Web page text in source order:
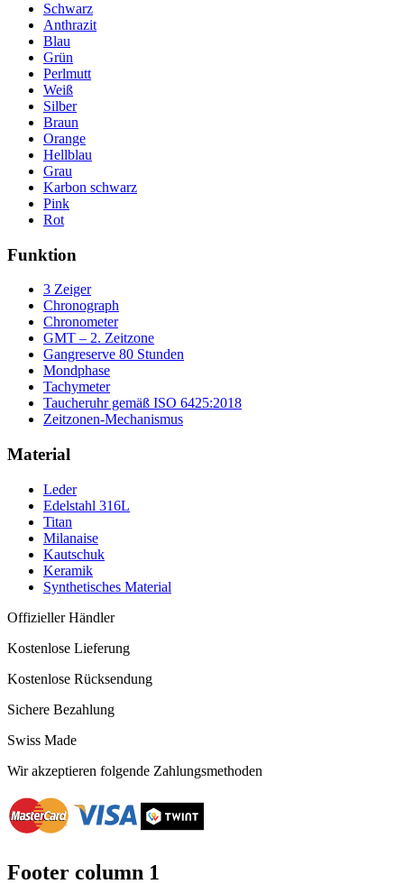
Schwarz
Anthrazit
Blau
Grün
Perlmutt
Weiß
Silber
Braun
Orange
Hellblau
Grau
Karbon schwarz
Pink
Rot
Funktion
3 Zeiger
Chronograph
Chronometer
GMT – 2. Zeitzone
Gangreserve 80 Stunden
Mondphase
Tachymeter
Taucheruhr gemäß ISO 6425:2018
Zeitzonen-Mechanismus
Material
Leder
Edelstahl 316L
Titan
Milanaise
Kautschuk
Keramik
Synthetisches Material
Offizieller Händler
Kostenlose Lieferung
Kostenlose Rücksendung
Sichere Bezahlung
Swiss Made
Wir akzeptieren folgende Zahlungsmethoden
Footer column 1